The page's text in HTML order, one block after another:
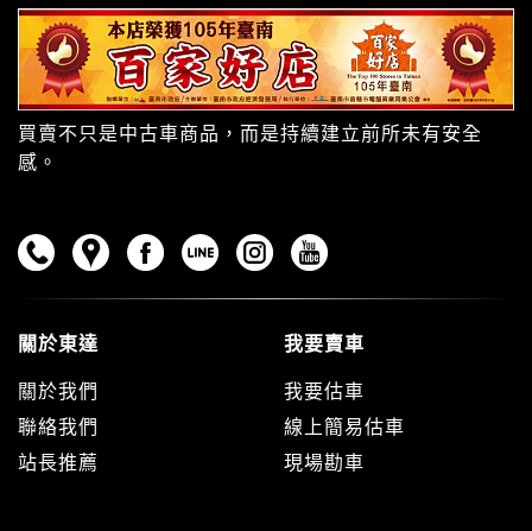
買賣不只是中古車商品，而是持續建立前所未有安全
感。
關於東達
關於我們
聯絡我們
站長推薦
我要賣車
我要估車
線上簡易估車
現場勘車